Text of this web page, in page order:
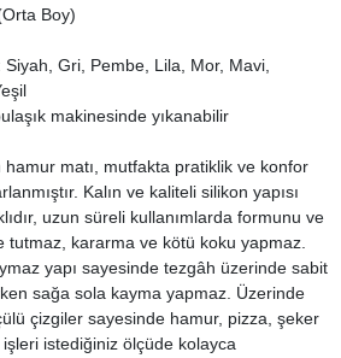
Boy)
Gri, Pembe, Lila, Mor, Mavi,
makinesinde yıkanabilir
matı, mutfakta pratiklik ve konfor
Kalın ve kaliteli silikon yapısı
uzun süreli kullanımlarda formunu ve
tutmaz, kararma ve kötü koku yapmaz.
yapı sayesinde tezgâh üzerinde sabit
sağa sola kayma yapmaz. Üzerinde
çizgiler sayesinde hamur, pizza, şeker
istediğiniz ölçüde kolayca